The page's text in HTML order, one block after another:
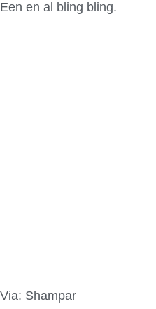
Een en al bling bling.
Via: Shampar